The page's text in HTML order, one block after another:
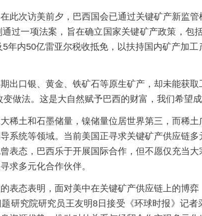
此次访美前夕，巴西国会已通过关键矿产新监
过一项法案，旨在确立国家关键矿产政策，包
年内50亿雷亚尔税收抵免，以扶持国内矿产加
出口银、黄金、铁矿石等原生矿产，却未能获
做法。这是大自然赋予巴西的财富，我们希望
稀土和石墨储量，镍储量位居世界第三，而稀
系统等领域。当前美国正寻求关键矿产供应链
表态，巴西乐于开展国际合作，但不愿仅充当
求多元化合作伙伴。
表态表明，面对美中在关键矿产供应链上的博
研究院研究员王友明8日接受《环球时报》记